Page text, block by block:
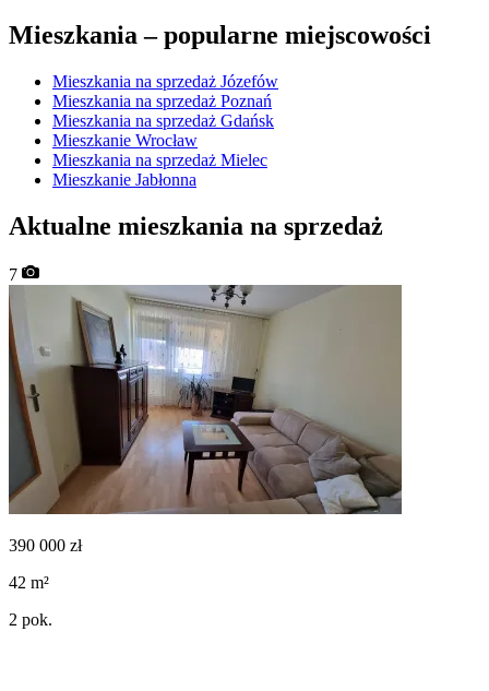
Mieszkania –popularne miejscowości
Mieszkania na sprzedaż Józefów
Mieszkania na sprzedaż Poznań
Mieszkania na sprzedaż Gdańsk
Mieszkanie Wrocław
Mieszkania na sprzedaż Mielec
Mieszkanie Jabłonna
Aktualne mieszkania na sprzedaż
7
390 000 zł
42 m²
2 pok.